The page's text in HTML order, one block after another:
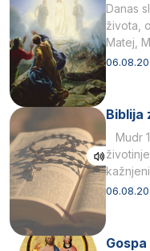
Danas
života,
Matej,
drugoj…
Biblija
Mudr